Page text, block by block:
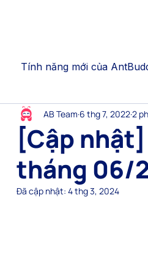
Tính năng mới của
Chatbot Gamification
nghiệm khách hàng Call
[Cập
tháng 06/
AB Team 6 thg 7, 20222
Đã cập nhật: 4 thg 3, 2024